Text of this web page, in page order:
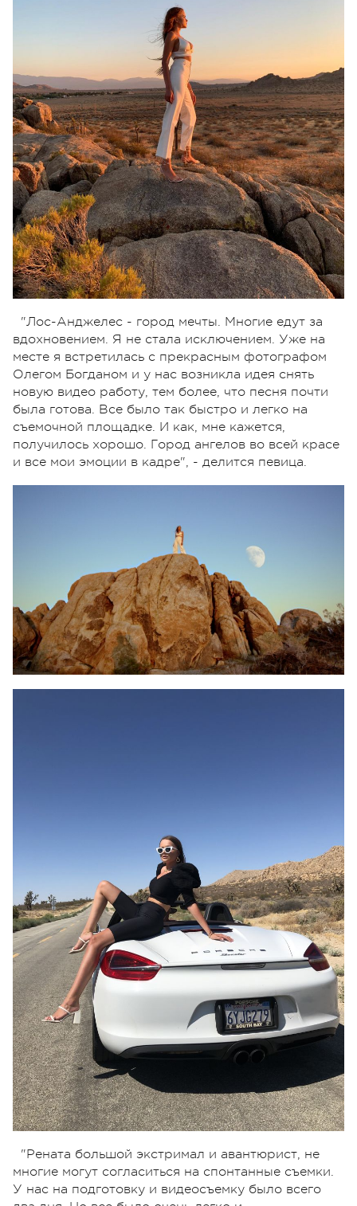
"Лос-Анджелес - город мечты. Многие едут за
вдохновением. Я не стала исключением. Уже на
месте я встретилась с прекрасным фотографом
Олегом Богданом и у нас возникла идея снять
новую видео работу, тем более, что песня почти
была готова. Все было так быстро и легко на
съемочной площадке. И как, мне кажется,
получилось хорошо. Город ангелов во всей красе
и все мои эмоции в кадре", - делится певица.
"Рената большой экстримал и авантюрист, не
многие могут согласиться на спонтанные съемки.
У нас на подготовку и видеосъемку было всего